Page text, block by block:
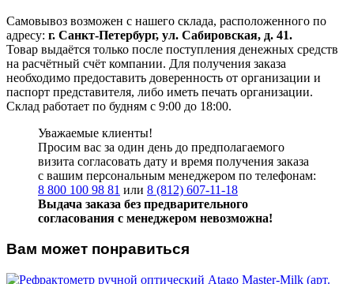
Самовывоз возможен с нашего склада, расположенного по
адресу: г. Санкт-Петербург, ул. Сабировская, д. 41.
Товар выдаётся только после поступления денежных средств
на расчётный счёт компании. Для получения заказа
необходимо предоставить доверенность от организации и
паспорт представителя, либо иметь печать организации.
Склад работает по будням с 9:00 до 18:00.
Уважаемые клиенты!
Просим вас за один день до предполагаемого
визита согласовать дату и время получения заказа
с вашим персональным менеджером по телефонам:
8 800 100 98 81 или 8 (812) 607-11-18
Выдача заказа без предварительного
согласования с менеджером невозможна!
Вам может понравиться